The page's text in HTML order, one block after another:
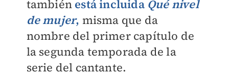
también está incluida Qué nivel
de mujer, misma que da
nombre del primer capítulo de
la segunda temporada de la
serie del cantante.